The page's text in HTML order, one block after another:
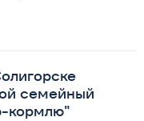
семейный
кормлю"